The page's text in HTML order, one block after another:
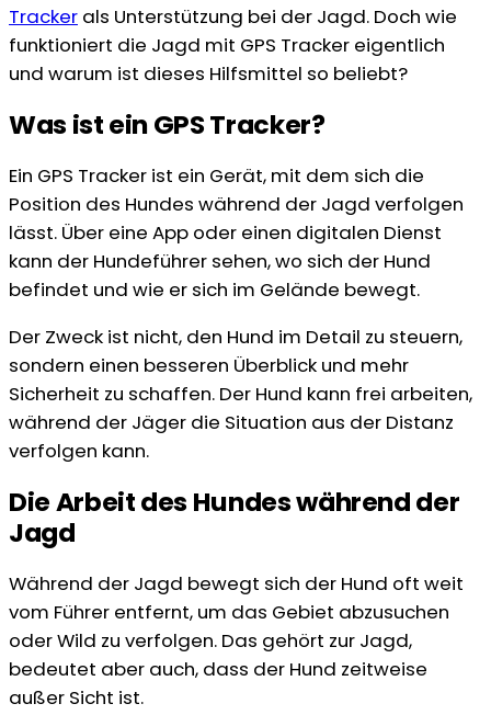
Tracker als Unterstützung bei der Jagd. Doch wie
funktioniert die Jagd mit GPS Tracker eigentlich
und warum ist dieses Hilfsmittel so beliebt?
Was ist ein GPS Tracker?
Ein GPS Tracker ist ein Gerät, mit dem sich die
Position des Hundes während der Jagd verfolgen
lässt. Über eine App oder einen digitalen Dienst
kann der Hundeführer sehen, wo sich der Hund
befindet und wie er sich im Gelände bewegt.
Der Zweck ist nicht, den Hund im Detail zu steuern,
sondern einen besseren Überblick und mehr
Sicherheit zu schaffen. Der Hund kann frei arbeiten,
während der Jäger die Situation aus der Distanz
verfolgen kann.
Die Arbeit des Hundes während der
Jagd
Während der Jagd bewegt sich der Hund oft weit
vom Führer entfernt, um das Gebiet abzusuchen
oder Wild zu verfolgen. Das gehört zur Jagd,
bedeutet aber auch, dass der Hund zeitweise
außer Sicht ist.